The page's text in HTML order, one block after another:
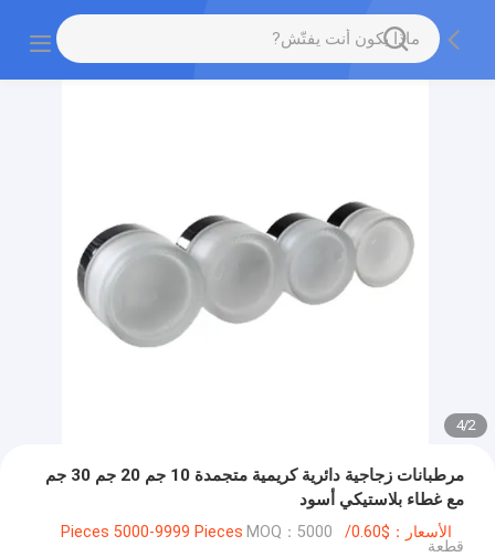
2
/
4
مرطبانات زجاجية دائرية كريمية متجمدة 10 جم 20 جم 30 جم
مع غطاء بلاستيكي أسود
الأسعار：$0.60/Pieces 5000-9999 Pieces MOQ：5000
قطعة